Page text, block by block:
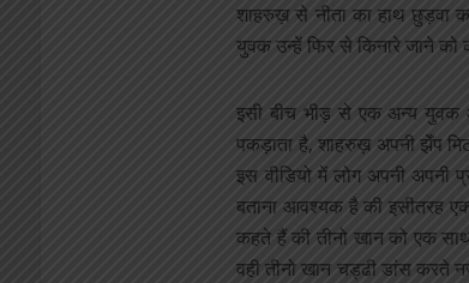
शाहरुख़ से नीता का हाथ
युवक उन्हें फिर से किनारे जाने को
इसी बीच भीड़ से एक अन्य
पकड़ाता है, शाहरुख़ अपनी झेँप
इस वीडियो में लोग अपनी अपनी
बताना आवश्यक है की इसीतरह
कहते हैं की तीनो खान को एक
वही तीनो खान चड्ढी डांस करते